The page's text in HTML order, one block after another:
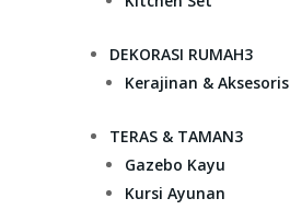
DEKORASI RUMAH3
Kerajinan & Aksesoris
TERAS & TAMAN3
Gazebo Kayu
Kursi Ayunan